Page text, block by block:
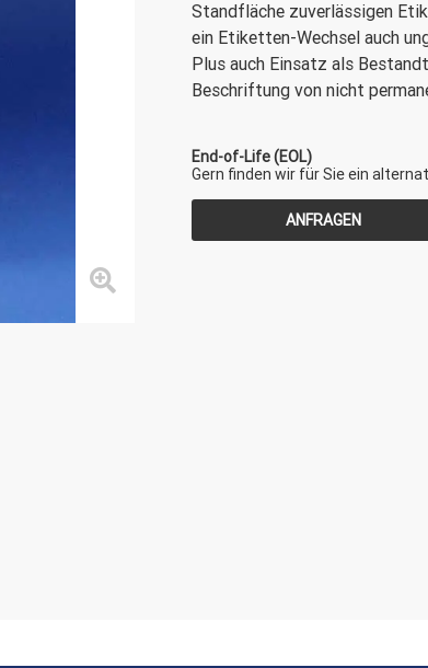
Standfläche zuverlässigen
ein Etiketten-Wechsel auch
Plus auch Einsatz als
Beschriftung von nicht
End-of-Life (EOL)
Gern finden wir für Sie ein
ANFRAGEN